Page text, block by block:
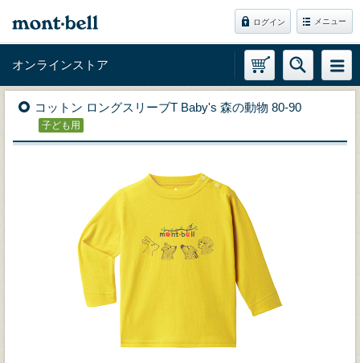
ログイン メニュー
オンラインストア
コットン ロングスリーブT Baby's 森の動物 80-90
子ども用